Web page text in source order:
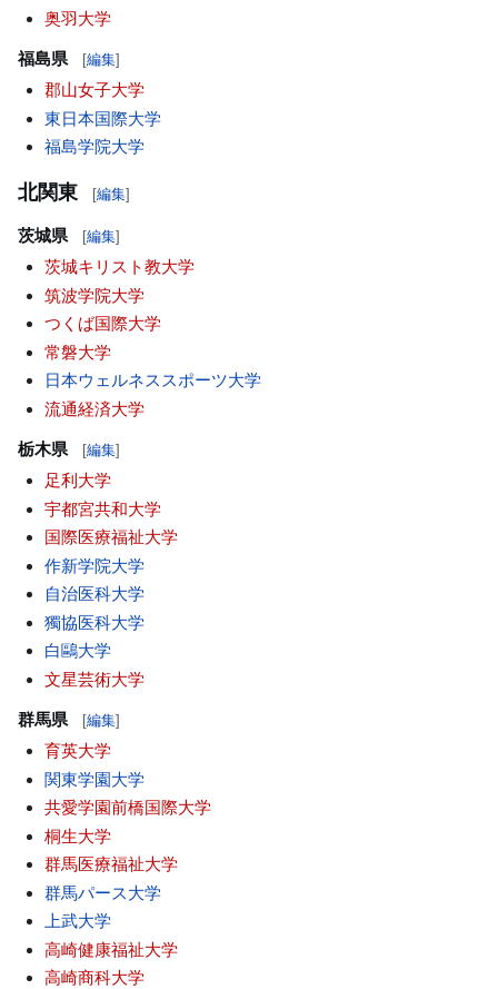
奥羽大学
福島県 [編集]
郡山女子大学
東日本国際大学
福島学院大学
北関東 [編集]
茨城県 [編集]
茨城キリスト教大学
筑波学院大学
つくば国際大学
常磐大学
日本ウェルネススポーツ大学
流通経済大学
栃木県 [編集]
足利大学
宇都宮共和大学
国際医療福祉大学
作新学院大学
自治医科大学
獨協医科大学
白鷗大学
文星芸術大学
群馬県 [編集]
育英大学
関東学園大学
共愛学園前橋国際大学
桐生大学
群馬医療福祉大学
群馬パース大学
上武大学
高崎健康福祉大学
高崎商科大学